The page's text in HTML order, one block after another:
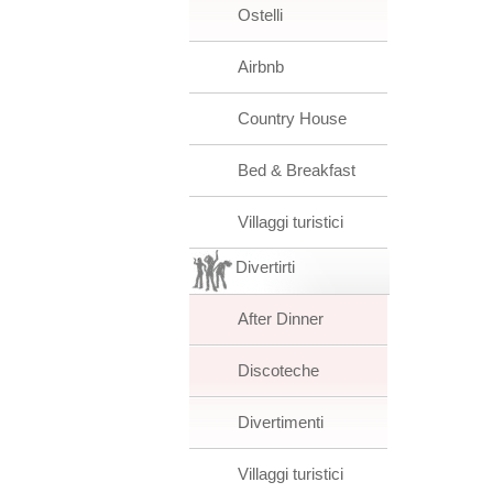
Ostelli
Airbnb
Country House
Bed & Breakfast
Villaggi turistici
Divertirti
After Dinner
Discoteche
Divertimenti
Villaggi turistici